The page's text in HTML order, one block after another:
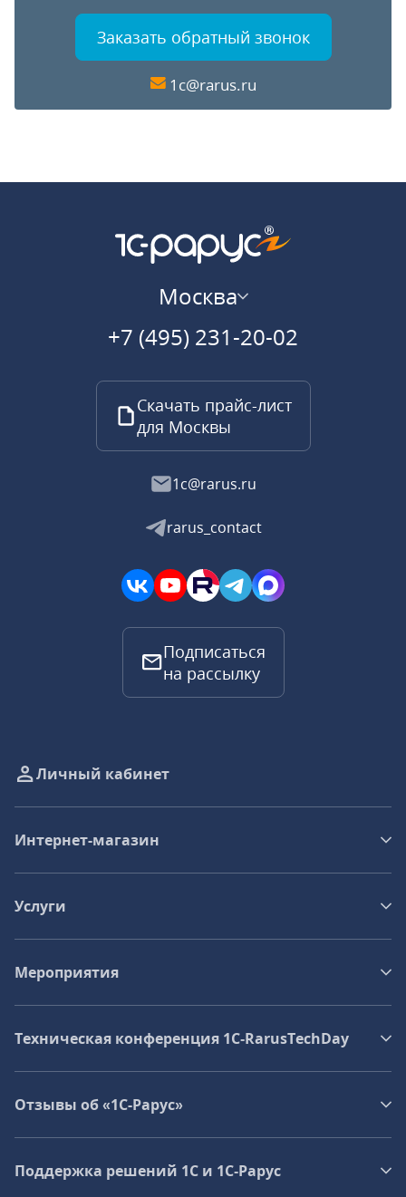
Заказать обратный звонок
1c@rarus.ru
Москва
+7 (495) 231-20-02
Скачать прайс-лист
для Москвы
1c@rarus.ru
rarus_contact
Подписаться
на рассылку
Личный кабинет
Интернет-магазин
Услуги
Мероприятия
Техническая конференция 1C‑RarusTechDay
Отзывы об «1С-Рарус»
Поддержка решений 1С и 1С‑Рарус